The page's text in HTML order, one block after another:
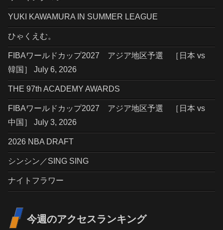
YUKI KAWAMURA IN SUMMER LEAGUE
ひゃくえむ。
FIBAワールドカップ2027 アジア地区予選 ［日本 vs
韓国］ July 6, 2026
THE 97th ACADEMY AWARDS
FIBAワールドカップ2027 アジア地区予選 ［日本 vs
中国］ July 3, 2026
2026 NBA DRAFT
シンシン／SING SING
ナイトフラワー
今週のアクセスランキング